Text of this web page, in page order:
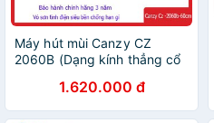
Máy hút mùi Canzy CZ
2060B (Dạng kính thẳng cổ
1.620.000 đ